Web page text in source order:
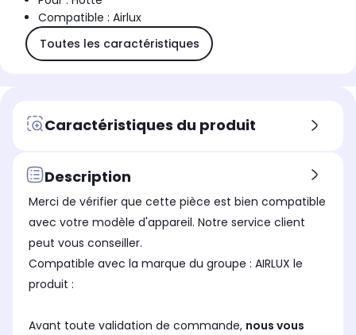
Compatible : Airlux
Toutes les caractéristiques
Caractéristiques du produit
Description
Merci de vérifier que cette pièce est bien compatible
avec votre modèle d'appareil. Notre service client
peut vous conseiller.
Compatible avec la marque du groupe : AIRLUX le
produit :
Avant toute validation de commande, nous vous